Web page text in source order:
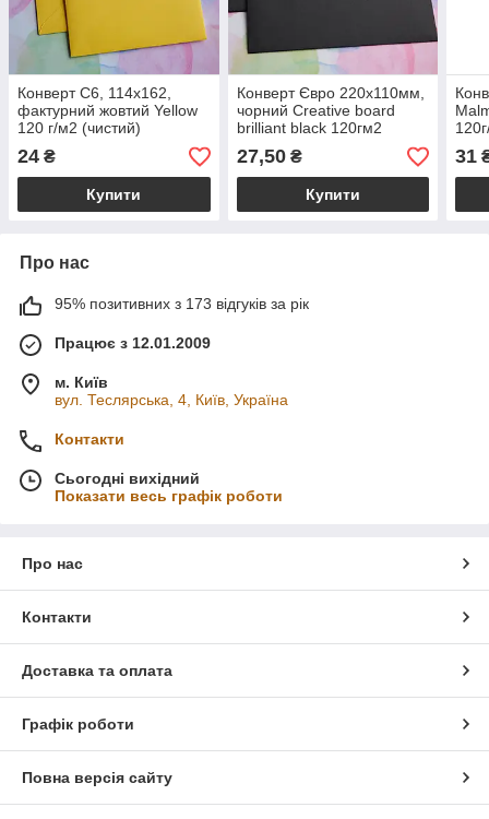
Конверт C6, 114x162,
фактурний жовтий Yellow
120 г/м2 (чистий)
24 ₴
Купити
Конверт Євро 220х110мм,
чорний Creative board
brilliant black 120гм2
(чистий)
27,50₴
Купити
31
Про нас
95% позитивних з 173 відгуків за рік
Працює з 12.01.2009
м. Київ
вул. Теслярська, 4, Київ, Україна
Контакти
Сьогодні вихідний
Показати весь графік роботи
Про нас
Контакти
Доставка та оплата
Графік роботи
Повна версія сайту